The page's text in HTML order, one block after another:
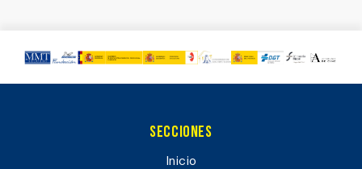
Secciones
Inicio